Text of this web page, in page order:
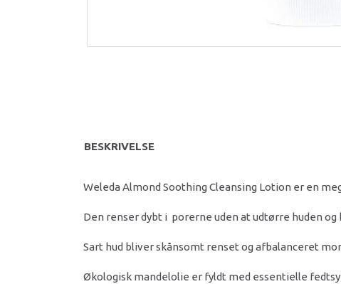
BESKRIVELSE
Weleda Almond Soothing Cleansing Lotion er en
Den renser dybt i porerne uden at udtørre huden
Sart hud bliver skånsomt renset og afbalanceret
Økologisk mandelolie er fyldt med essentielle